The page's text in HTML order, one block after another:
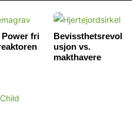
Power fri
Bevissthetsrevol
usjon vs.
makthavere